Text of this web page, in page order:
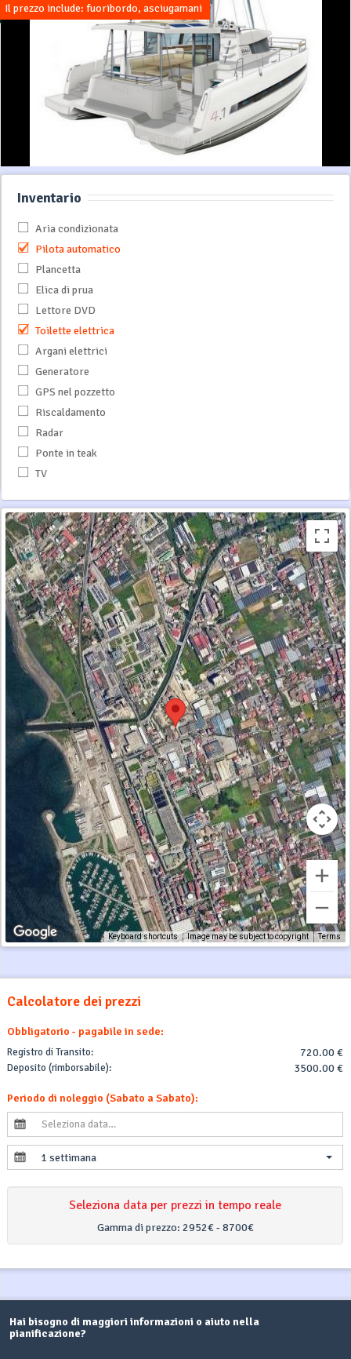
Il prezzo include: fuoribordo, asciugamani
Inventario
Aria condizionata
Pilota automatico
Plancetta
Elica di prua
Lettore DVD
Toilette elettrica
Argani elettrici
Generatore
GPS nel pozzetto
Riscaldamento
Radar
Ponte in teak
TV
Keyboard shortcuts Image may be subject to copyright Terms
Calcolatore dei prezzi
Obbligatorio - pagabile in sede:
Registro di Transito: 720.00 €
Deposito (rimborsabile): 3500.00 €
Periodo di noleggio (Sabato a Sabato):
1 settimana
Seleziona data per prezzi in tempo reale
Gamma di prezzo: 2952€ - 8700€
Hai bisogno di maggiori informazioni o aiuto nella
pianificazione?